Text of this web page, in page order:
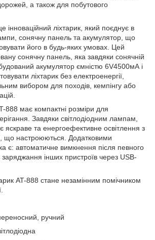
а також для побутового
інноваційний ліхтарик, який поєднує в
сонячну панель та акумулятор, що
його в будь-яких умовах. Цей
сонячну панель, яка завдяки сонячній
акумулятор ємністю 6V4500мА і
ліхтарик без електроенергії,
вибором для походів, кемпінгу або
888 має компактні розміри для
Завдяки світлодіодним лампам,
яскраве та енергоефективне освітлення з
що настроюються. Додатковими
є: автоматичне вимкнення після певного
заряджання інших пристроїв через USB-
AT-888 стане незамінним помічником
ручний